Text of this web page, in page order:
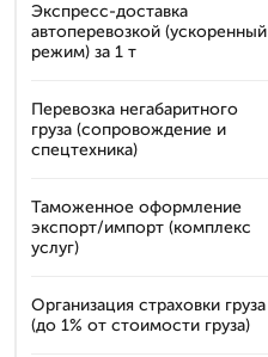
Экспресс-доставка
автоперевозкой (ускоренный
режим) за 1 т
Перевозка негабаритного
груза (сопровождение и
спецтехника)
Таможенное оформление
экспорт/импорт (комплекс
услуг)
Организация страховки груза
(до 1% от стоимости груза)